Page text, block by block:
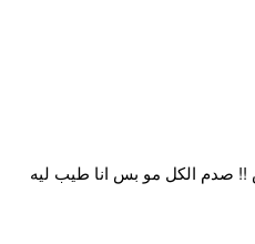
صدم الكل مو بس انا طيب ليه